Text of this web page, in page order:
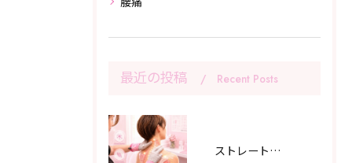
最近の投稿 Recent Posts
ストレートネックは、整体やマッサージで改善するのか？